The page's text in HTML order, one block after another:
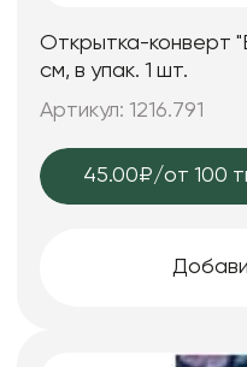
Открытка-конверт
см, в упак. 1 шт.
Артикул: 1216.791
45.00₽/от 100